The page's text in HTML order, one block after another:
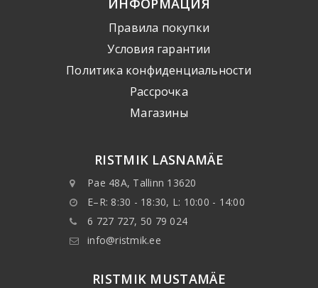
ИНФОРМАЦИЯ
Правила покупки
Условия гарантии
Политика конфиденциальности
Рассрочка
Mагазины
RISTMIK LASNAMÄE
Pae 48A, Tallinn 13620
E–R: 8:30 - 18:30, L: 10:00 - 14:00
6 727 727, 50 79 024
info@ristmik.ee
RISTMIK MUSTAMÄE